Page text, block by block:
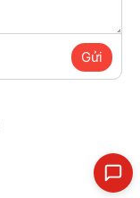
Gửi